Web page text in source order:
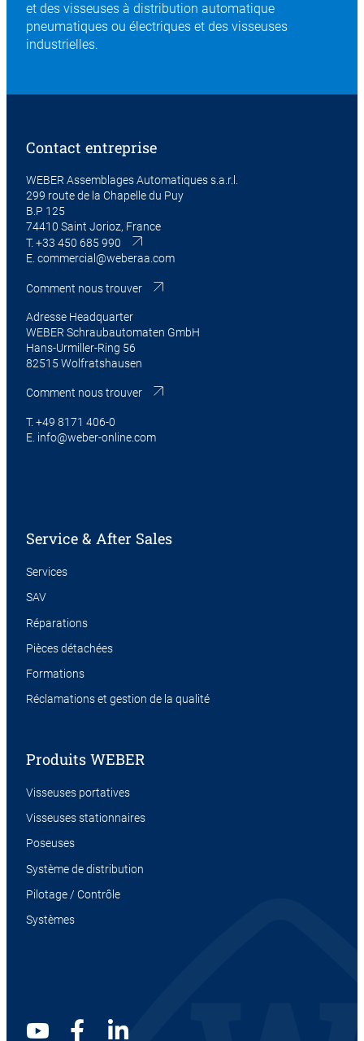
et des visseuses à distribution automatique
pneumatiques ou électriques et des visseuses
industrielles.
Contact entreprise
WEBER Assemblages Automatiques s.a.r.l.
299 route de la Chapelle du Puy
B.P 125
74410 Saint Jorioz, France
T. +33 450 685 990
E. commercial@weberaa.com
Comment nous trouver
Adresse Headquarter
WEBER Schraubautomaten GmbH
Hans-Urmiller-Ring 56
82515 Wolfratshausen
Comment nous trouver
T. +49 8171 406-0
E. info@weber-online.com
Service & After Sales
Services
SAV
Réparations
Pièces détachées
Formations
Réclamations et gestion de la qualité
Produits WEBER
Visseuses portatives
Visseuses stationnaires
Poseuses
Système de distribution
Pilotage / Contrôle
Systèmes